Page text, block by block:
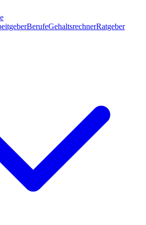
BerufeGehaltsrechnerRatgeber